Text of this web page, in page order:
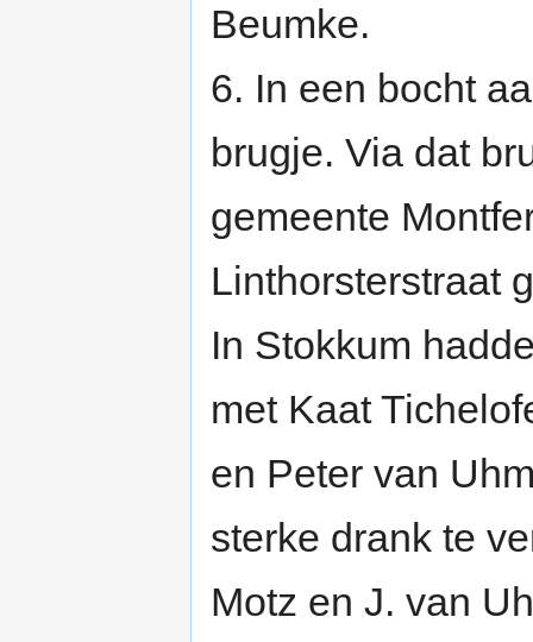
Beumke.
6. In een bocht
brugje. Via dat
gemeente
Linthorsterstraat
In Stokkum
met Kaat
en Peter van
sterke drank te
Motz en J. van